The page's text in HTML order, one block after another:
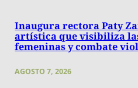
Inaugura rectora Paty
artística que visibiliza
femeninas y combate
AGOSTO 7, 2026